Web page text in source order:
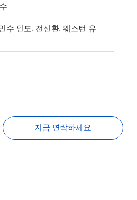
수 인도, 전신환, 웨스턴 유
지금 연락하세요